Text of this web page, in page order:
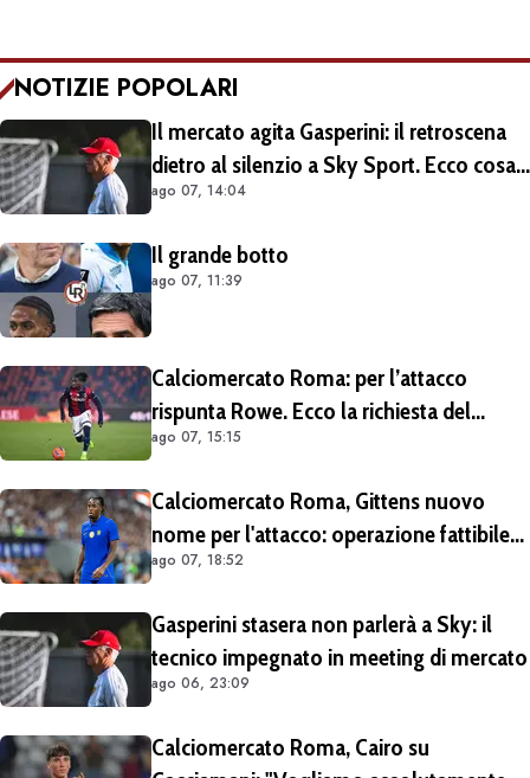
NOTIZIE POPOLARI
Il mercato agita Gasperini: il retroscena
dietro al silenzio a Sky Sport. Ecco cosa
è emerso dal meeting con la proprietà
ago 07, 14:04
Il grande botto
ago 07, 11:39
Calciomercato Roma: per l’attacco
rispunta Rowe. Ecco la richiesta del
Bologna
ago 07, 15:15
Calciomercato Roma, Gittens nuovo
nome per l'attacco: operazione fattibile
solo in prestito
ago 07, 18:52
Gasperini stasera non parlerà a Sky: il
tecnico impegnato in meeting di mercato
ago 06, 23:09
Calciomercato Roma, Cairo su